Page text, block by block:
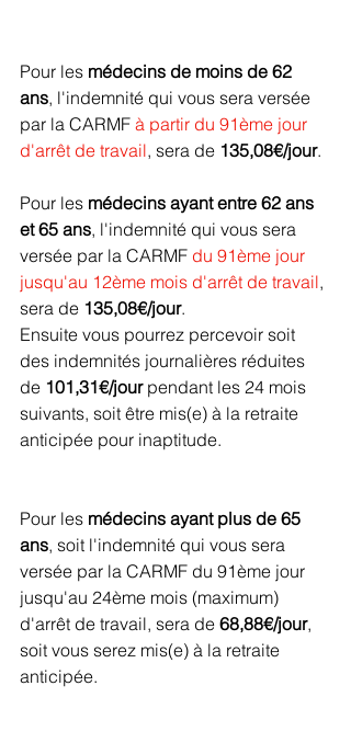
Pour les médecins de moins de 62
ans, l'indemnité qui vous sera versée
par la CARMF à partir du 91ème jour
d'arrêt de travail, sera de 135,08€/jour.
Pour les médecins ayant entre 62 ans
et 65 ans, l'indemnité qui vous sera
versée par la CARMF du 91ème jour
jusqu'au 12ème mois d'arrêt de travail,
sera de 135,08€/jour.
Ensuite vous pourrez percevoir soit
des indemnités journalières réduites
de 101,31€/jour pendant les 24 mois
suivants, soit être mis(e) à la retraite
anticipée pour inaptitude.
Pour les médecins ayant plus de 65
ans, soit l'indemnité qui vous sera
versée par la CARMF du 91ème jour
jusqu'au 24ème mois (maximum)
d'arrêt de travail, sera de 68,88€/jour,
soit vous serez mis(e) à la retraite
anticipée.